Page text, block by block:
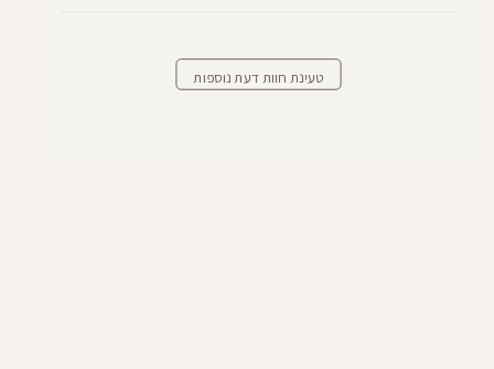
טעינת חוות דעת נוספות